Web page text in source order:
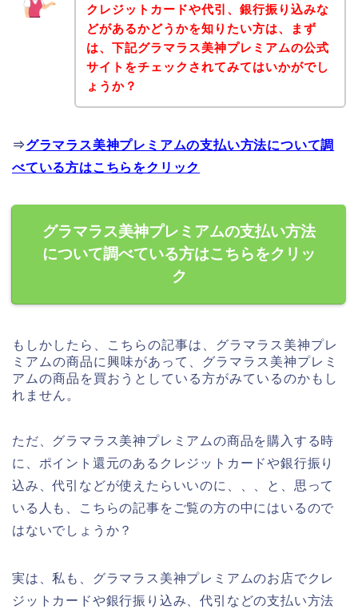
クレジットカードや代引、銀行振り込みな
どがあるかどうかを知りたい方は、まず
は、下記グラマラス美神プレミアムの公式
サイトをチェックされてみてはいかがでし
ょうか？
⇒グラマラス美神プレミアムの支払い方法について調
べている方はこちらをクリック
グラマラス美神プレミアムの支払い方法
について調べている方はこちらをクリッ
ク
もしかしたら、こちらの記事は、グラマラス美神プレ
ミアムの商品に興味があって、グラマラス美神プレミ
アムの商品を買おうとしている方がみているのかもし
れません。
ただ、グラマラス美神プレミアムの商品を購入する時
に、ポイント還元のあるクレジットカードや銀行振り
込み、代引などが使えたらいいのに、、、と、思って
いる人も、こちらの記事をご覧の方の中にはいるので
はないでしょうか？
実は、私も、グラマラス美神プレミアムのお店でクレ
ジットカードや銀行振り込み、代引などの支払い方法